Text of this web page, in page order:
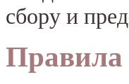
сбору и
Правила